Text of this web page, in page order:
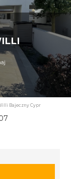
Bajeczny Cypr